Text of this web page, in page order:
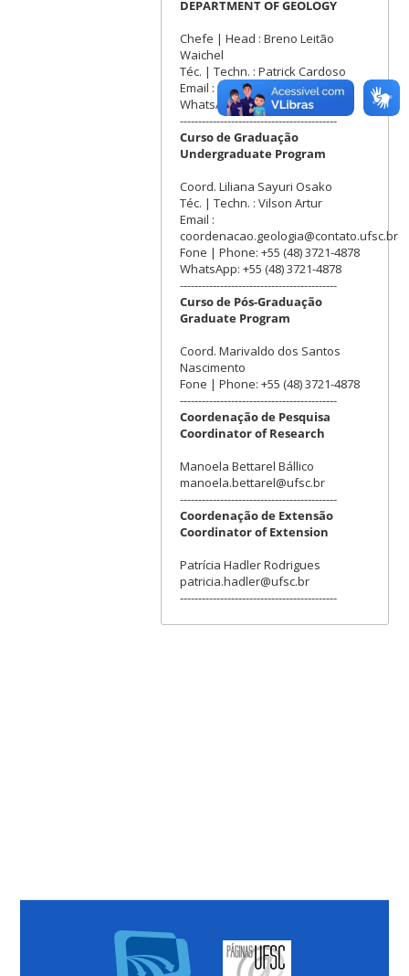
DEPARTMENT OF GEOLOGY
Chefe | Head : Breno Leitão
Waichel
Téc. | Techn. : Patrick Cardoso
Email : dgl@contato.ufsc.br
WhatsApp: +55 (48) 3721-3502
-------------------------------------------
Curso de Graduação
Undergraduate Program
Coord. Liliana Sayuri Osako
Téc. | Techn. : Vilson Artur
Email :
coordenacao.geologia@contato.ufsc.br
Fone | Phone: +55 (48) 3721-4878
WhatsApp: +55 (48) 3721-4878
-------------------------------------------
Curso de Pós-Graduação
Graduate Program
Coord. Marivaldo dos Santos
Nascimento
Fone | Phone: +55 (48) 3721-4878
-------------------------------------------
Coordenação de Pesquisa
Coordinator of Research
Manoela Bettarel Bállico
manoela.bettarel@ufsc.br
-------------------------------------------
Coordenação de Extensão
Coordinator of Extension
Patrícia Hadler Rodrigues
patricia.hadler@ufsc.br
-------------------------------------------